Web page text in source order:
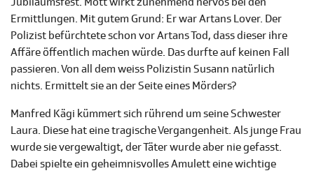
Ermittlungen. Mit gutem Grund: Er war Artans Lover. Der
Polizist befürchtete schon vor Artans Tod, dass dieser ihre
Affäre öffentlich machen würde. Das durfte auf keinen Fall
passieren. Von all dem weiss Polizistin Susann natürlich
nichts. Ermittelt sie an der Seite eines Mörders?
Manfred Kägi kümmert sich rührend um seine Schwester
Laura. Diese hat eine tragische Vergangenheit. Als junge Frau
wurde sie vergewaltigt, der Täter wurde aber nie gefasst.
Dabei spielte ein geheimnisvolles Amulett eine wichtige